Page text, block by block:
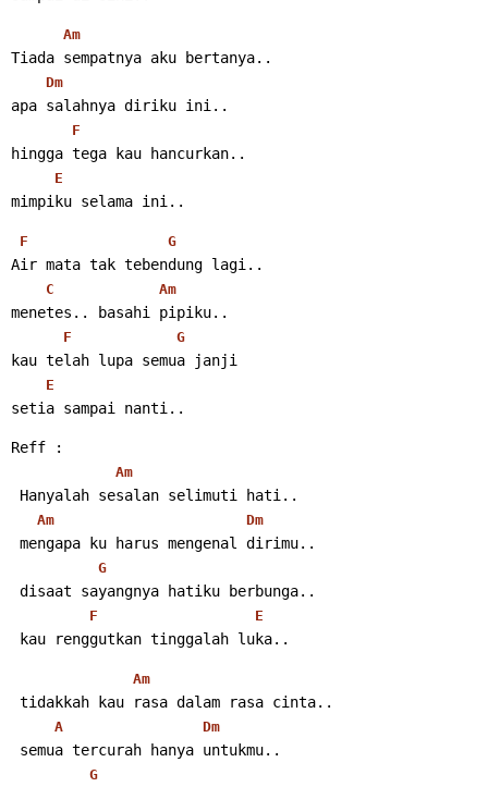
Am
Tiada sempatnya aku bertanya..
Dm
apa salahnya diriku ini..
F
hingga tega kau hancurkan..
E
mimpiku selama ini..
F G
Air mata tak tebendung lagi..
C Am
menetes.. basahi pipiku..
F G
kau telah lupa semua janji
E
setia sampai nanti..
Reff :
Am
Hanyalah sesalan selimuti hati..
Am Dm
mengapa ku harus mengenal dirimu..
G
disaat sayangnya hatiku berbunga..
F E
kau renggutkan tinggalah luka..
Am
tidakkah kau rasa dalam rasa cinta..
A Dm
semua tercurah hanya untukmu..
G